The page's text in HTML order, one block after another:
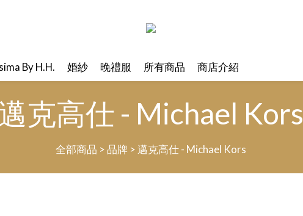
By H.H. 婚紗 晚禮服 所有商品 商店介紹
克高仕 - Michael Kors
全部商品 > 品牌 >邁克高仕 - Michael Kors